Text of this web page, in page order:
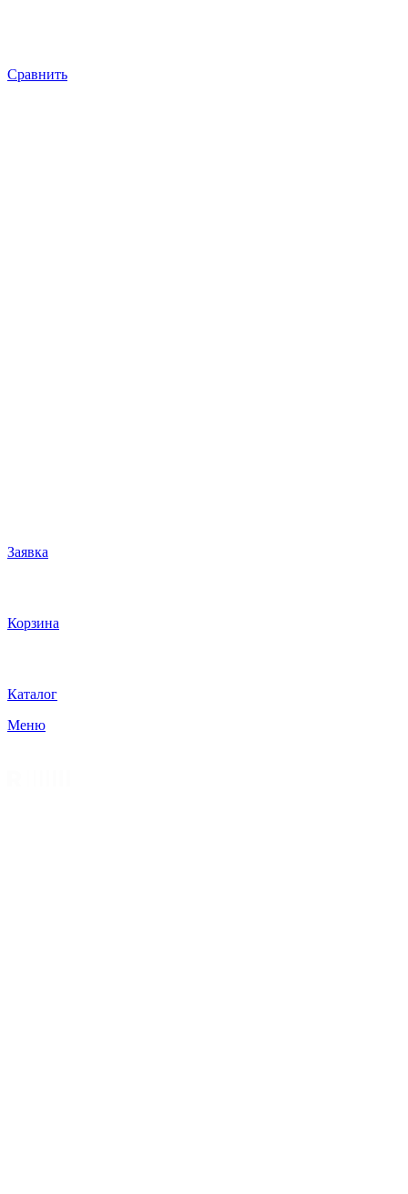
Сравнить
Заявка
Корзина
Каталог
Меню